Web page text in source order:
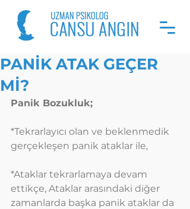
PANİK ATAK GEÇER
Mİ?
Panik Bozukluk;
*Tekrarlayıcı olan ve beklenmedik
gerçekleşen panik ataklar ile,
*Ataklar tekrarlamaya devam
ettikçe, Ataklar arasındaki diğer
zamanlarda başka panik ataklar da